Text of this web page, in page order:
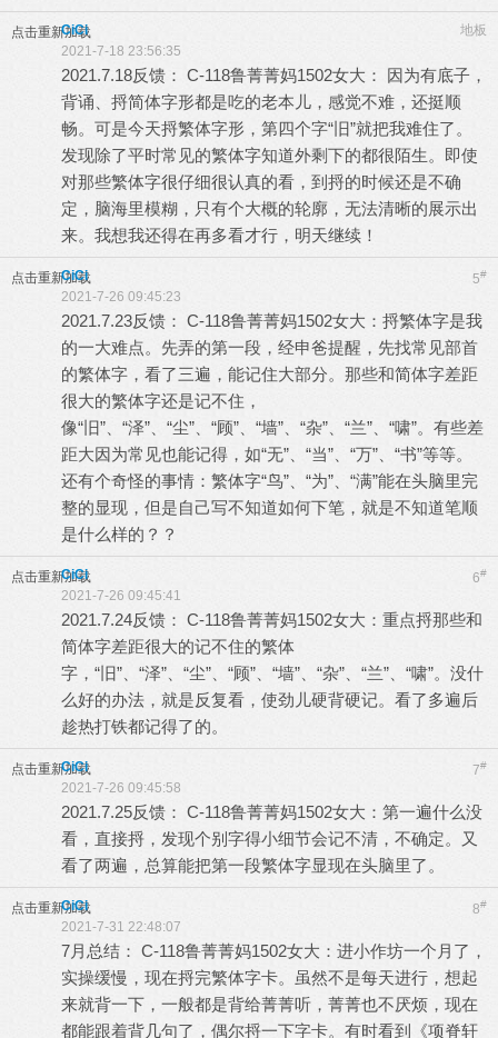
点击重新加载 地板
CiCi
2021-7-18 23:56:35
2021.7.18反馈： C-118鲁菁菁妈1502女大： 因为有底子，
背诵、捋简体字形都是吃的老本儿，感觉不难，还挺顺
畅。可是今天捋繁体字形，第四个字“旧”就把我难住了。
发现除了平时常见的繁体字知道外剩下的都很陌生。即使
对那些繁体字很仔细很认真的看，到捋的时候还是不确
定，脑海里模糊，只有个大概的轮廓，无法清晰的展示出
来。我想我还得在再多看才行，明天继续！
点击重新加载 5#
CiCi
2021-7-26 09:45:23
2021.7.23反馈： C-118鲁菁菁妈1502女大：捋繁体字是我
的一大难点。先弄的第一段，经申爸提醒，先找常见部首
的繁体字，看了三遍，能记住大部分。那些和简体字差距
很大的繁体字还是记不住，
像“旧”、“泽”、“尘”、“顾”、“墙”、“杂”、“兰”、“啸”。有些差
距大因为常见也能记得，如“无”、“当”、“万”、“书”等等。
还有个奇怪的事情：繁体字“鸟”、“为”、“满”能在头脑里完
整的显现，但是自己写不知道如何下笔，就是不知道笔顺
是什么样的？？
点击重新加载 6#
CiCi
2021-7-26 09:45:41
2021.7.24反馈： C-118鲁菁菁妈1502女大：重点捋那些和
简体字差距很大的记不住的繁体
字，“旧”、“泽”、“尘”、“顾”、“墙”、“杂”、“兰”、“啸”。没什
么好的办法，就是反复看，使劲儿硬背硬记。看了多遍后
趁热打铁都记得了的。
点击重新加载 7#
CiCi
2021-7-26 09:45:58
2021.7.25反馈： C-118鲁菁菁妈1502女大：第一遍什么没
看，直接捋，发现个别字得小细节会记不清，不确定。又
看了两遍，总算能把第一段繁体字显现在头脑里了。
点击重新加载 8#
CiCi
2021-7-31 22:48:07
7月总结： C-118鲁菁菁妈1502女大：进小作坊一个月了，
实操缓慢，现在捋完繁体字卡。虽然不是每天进行，想起
来就背一下，一般都是背给菁菁听，菁菁也不厌烦，现在
都能跟着背几句了，偶尔捋一下字卡。有时看到《项脊轩